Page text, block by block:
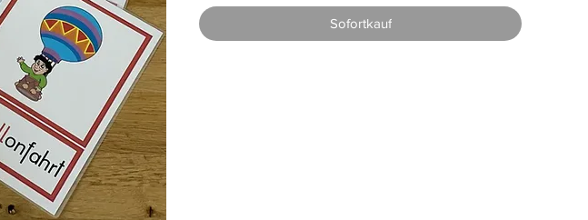
Sofortkauf